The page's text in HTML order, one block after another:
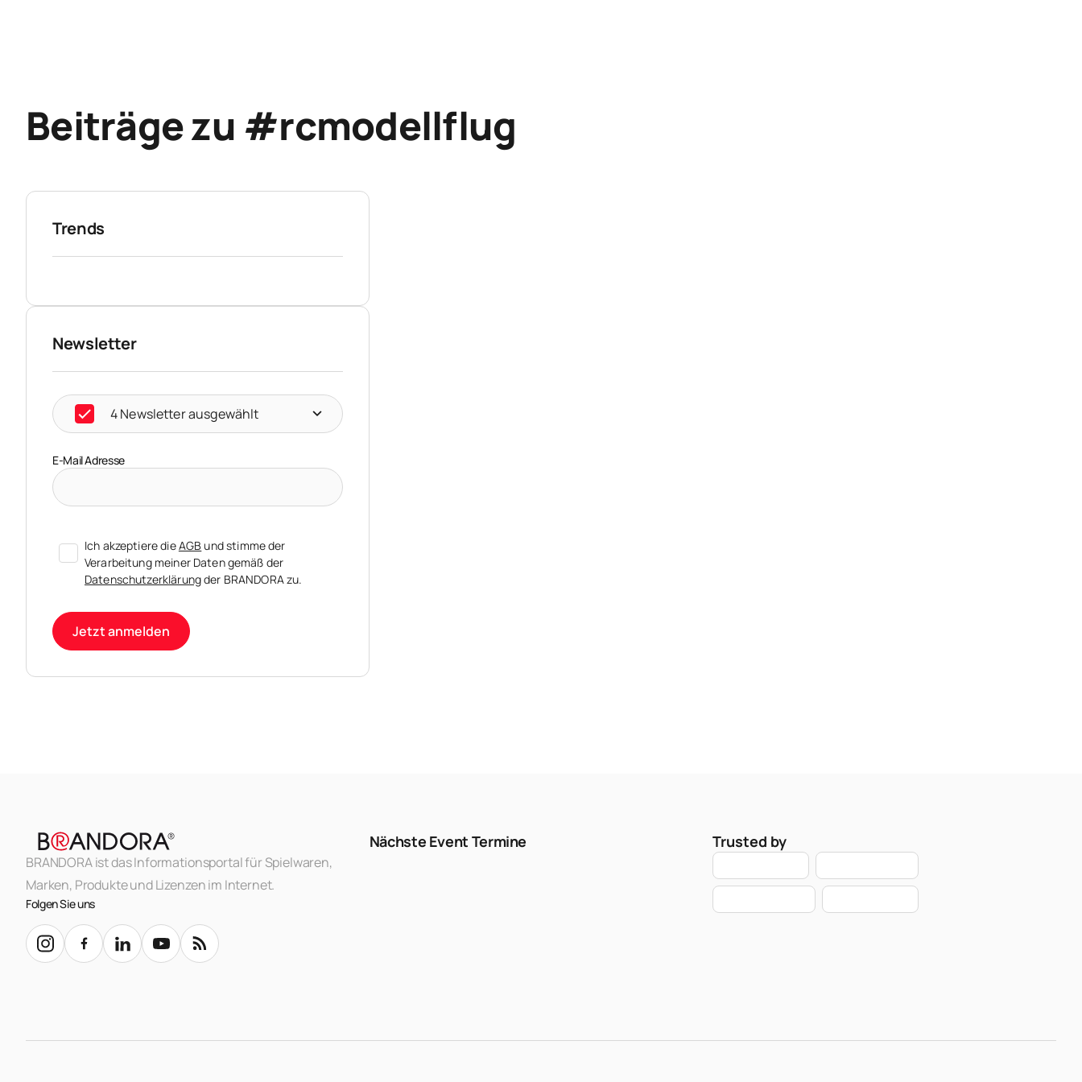
Beiträge zu #rcmodellflug
Trends
Newsletter
4 Newsletter ausgewählt
E-Mail Adresse
Ich akzeptiere dieAGBund stimme der
Verarbeitung meiner Daten gemäß der
Datenschutzerklärungder BRANDORA zu.
Jetzt anmelden
BRANDORA ist das Informationsportal für Spielwaren,
Marken, Produkte und Lizenzen im Internet.
Folgen Sie uns
Nächste Event Termine Trusted by